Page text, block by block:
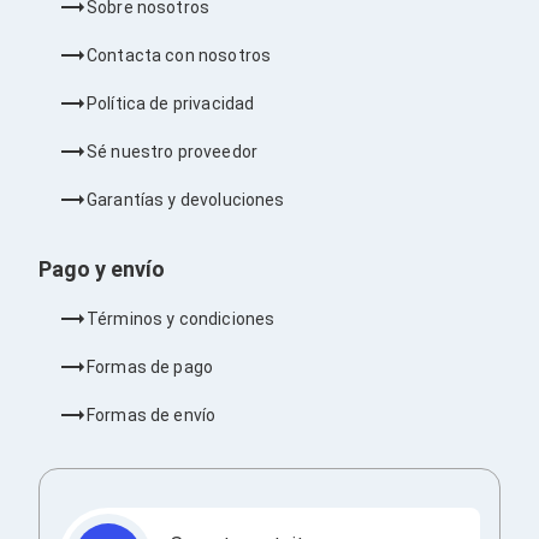
Barras de Sonido
Sonido para Centros de Entretenimiento
Home Theater
Proyectores
Soportes de Proyectores
Maletines para Proyectores
Pantallas de Proyección
Pizarrones Interactivos
Adaptadores de Red para Proyectores
TV y Pantallas
Accesorios TV
Soportes para Pantallas
Controles Remoto
Pantallas
Pantallas Interactivas
Sobre nosotros
Contacta con nosotros
Política de privacidad
Sé nuestro proveedor
Garantías y devoluciones
Pago y envío
Términos y condiciones
Formas de pago
Formas de envío